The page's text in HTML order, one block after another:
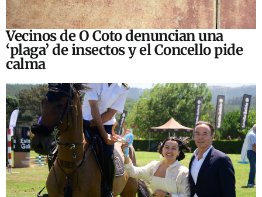
Vecinos de O Coto denuncian una
‘plaga’ de insectos y el Concello pide
calma